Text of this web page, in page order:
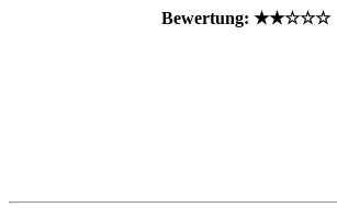
Bewertung: ★★☆☆☆